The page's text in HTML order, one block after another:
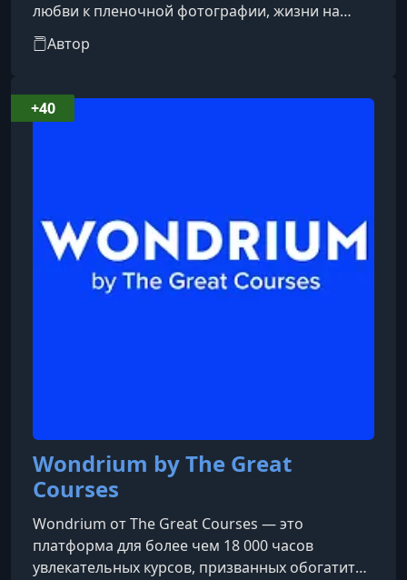
любви к пленочной фотографии, жизни на
Бали и бесконечном желании делать свои
фотографии лучше.
Автор
Wondrium by The Great
Courses
Wondrium от The Great Courses — это
платформа для более чем 18 000 часов
увлекательных курсов, призванных обогатить
+40